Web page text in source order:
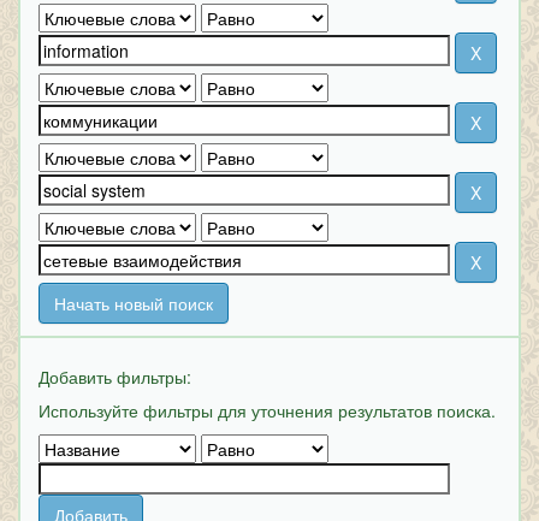
Начать новый поиск
Добавить фильтры:
Используйте фильтры для уточнения результатов поиска.